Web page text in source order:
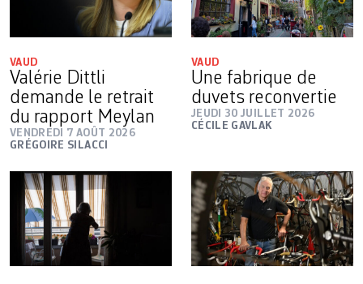
VAUD
Valérie Dittli
demande le retrait
du rapport Meylan
VENDREDI 7 AOÛT 2026
GRÉGOIRE SILACCI
VAUD
Une fabrique de
duvets reconvertie
JEUDI 30 JUILLET 2026
CÉCILE GAVLAK